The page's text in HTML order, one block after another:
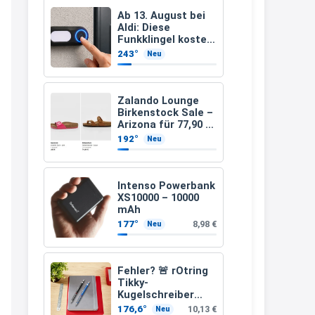
Ab 13. August bei
Aldi: Diese
Funkklingel kostet
nur 3,49 Euro
243° Neu
Zalando Lounge
Birkenstock Sale –
Arizona für 77,90 €
statt 120 €
192° Neu
Intenso Powerbank
XS10000 – 10000
mAh
177° Neu 8,98 €
Fehler? 🚨 rOtring
Tikky-
Kugelschreiber
blaue Tinte
176,6° Neu 10,13 €
müsste schon stornieren und
nochmal bestellen, da man
Rabattcodes oder auch
Geschenkgutscheine im
Warenkorb oder an der Kasse
VOR dem Kauf einlösen kann.
17:06
↩
Och siche den Gutschein
fürmeggelebaguetts
Kerstin
Meggle bagett Gutschein code